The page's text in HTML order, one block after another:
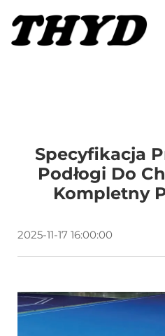
Specyfikacja
Podłogi Do
Kompletny
2025-11-17 16:00:00